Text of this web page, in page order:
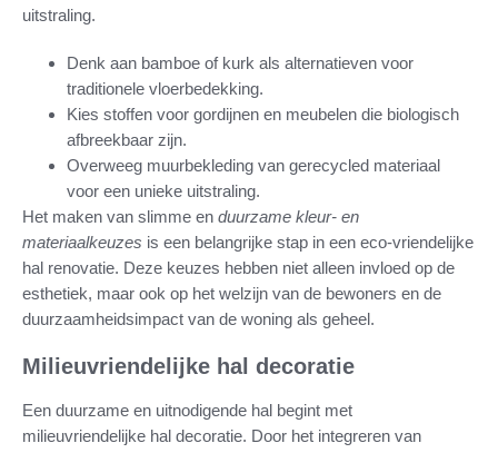
uitstraling.
Denk aan bamboe of kurk als alternatieven voor
traditionele vloerbedekking.
Kies stoffen voor gordijnen en meubelen die biologisch
afbreekbaar zijn.
Overweeg muurbekleding van gerecycled materiaal
voor een unieke uitstraling.
Het maken van slimme en duurzame kleur- en
materiaalkeuzes is een belangrijke stap in een eco-vriendelijke
hal renovatie. Deze keuzes hebben niet alleen invloed op de
esthetiek, maar ook op het welzijn van de bewoners en de
duurzaamheidsimpact van de woning als geheel.
Milieuvriendelijke hal decoratie
Een duurzame en uitnodigende hal begint met
milieuvriendelijke hal decoratie. Door het integreren van